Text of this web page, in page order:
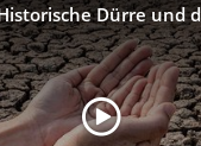
Dürre und